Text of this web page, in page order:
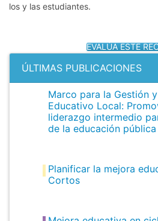
los y las estudiantes.
EVALÚA ESTE
ÚLTIMAS PUBLICACIONES
Marco para la Gestión
Educativo Local:
liderazgo intermedio
de la educación
Planificar la mejora
Cortos